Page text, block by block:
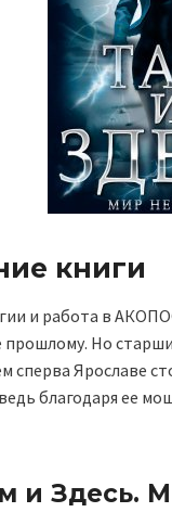
книги
и работа в
прошлому. Но
сперва Ярославе
благодаря ее
и Здесь.